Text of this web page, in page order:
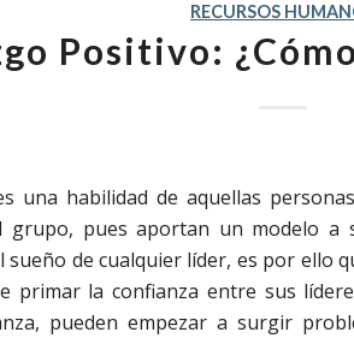
RECURSOS
Positivo:
una habilidad de aquellas
grupo, pues aportan un modelo a
de cualquier líder, es por ello
primar la confianza entre sus
pueden empezar a surgir